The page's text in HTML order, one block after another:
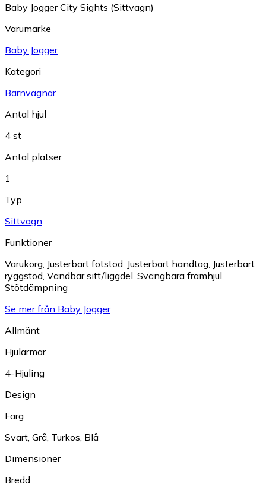
Baby Jogger City Sights (Sittvagn)
Varumärke
Baby Jogger
Kategori
Barnvagnar
Antal hjul
4 st
Antal platser
1
Typ
Sittvagn
Funktioner
Varukorg, Justerbart fotstöd, Justerbart handtag, Justerbart
ryggstöd, Vändbar sitt/liggdel, Svängbara framhjul,
Stötdämpning
Se mer från Baby Jogger
Allmänt
Hjularmar
4-Hjuling
Design
Färg
Svart, Grå, Turkos, Blå
Dimensioner
Bredd